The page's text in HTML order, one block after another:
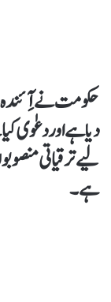
حکومت نے آِئندہ
دیاہے اور دعوٰی
لیے ترقیاتی
ہے۔